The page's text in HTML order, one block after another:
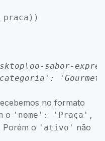
sabor-
no formato
o 'nome': 'Praça',
Porém o 'ativo' não